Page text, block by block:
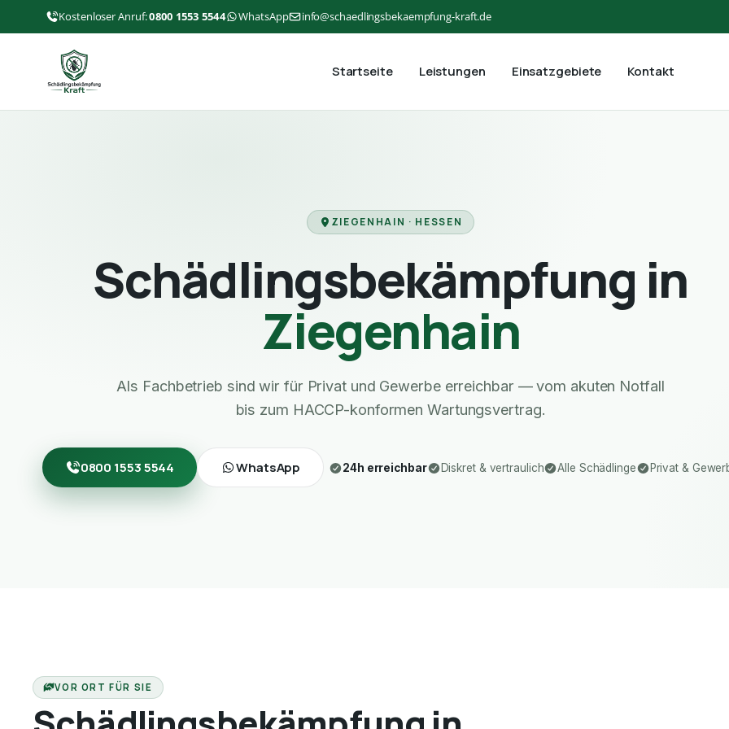
Kostenloser Anruf:0800 1553 5544 WhatsApp info@schaedlingsbekaempfung-kraft.de
Startseite Leistungen Einsatzgebiete Kontakt
ZIEGENHAIN · HESSEN
Schädlingsbekämpfung in
Ziegenhain
Als Fachbetrieb sind wir für Privat und Gewerbe erreichbar — vom akuten Notfall
bis zum HACCP-konformen Wartungsvertrag.
0800 1553 5544 WhatsApp 24h erreichbar Diskret & vertraulich Alle Schädlinge Privat &
VOR ORT FÜR SIE